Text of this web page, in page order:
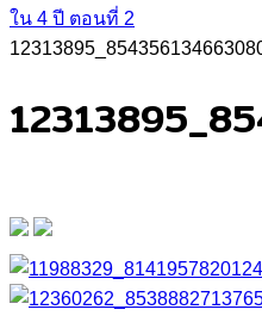
ใน 4 ปี ตอนที่ 2